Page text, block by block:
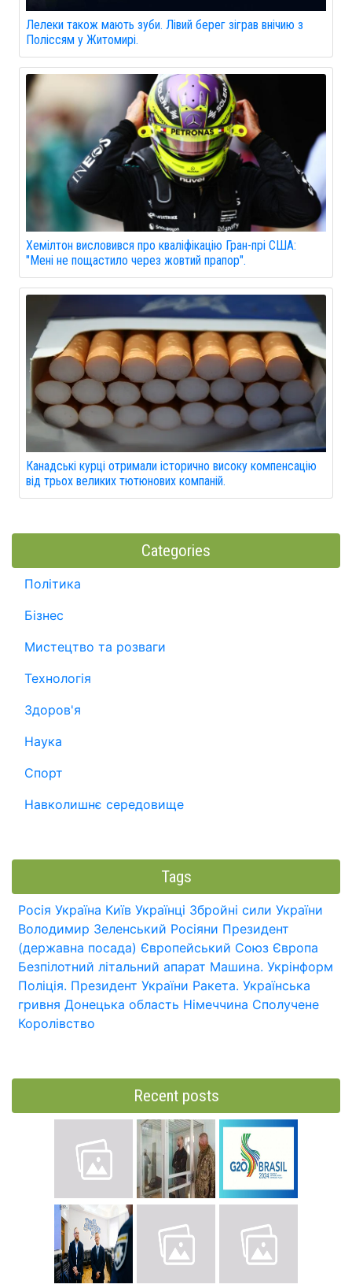
Лелеки також мають зуби. Лівий берег зіграв внічию з
Поліссям у Житомирі.
Хемілтон висловився про кваліфікацію Гран-прі США:
"Мені не пощастило через жовтий прапор".
Канадські курці отримали історично високу компенсацію
від трьох великих тютюнових компаній.
Categories
Політика
Бізнес
Мистецтво та розваги
Технологія
Здоров'я
Наука
Спорт
Навколишнє середовище
Tags
Росія Україна Київ Українці Збройні сили України
Володимир Зеленський Росіяни Президент
(державна посада) Європейський Союз Європа
Безпілотний літальний апарат Машина. Укрінформ
Поліція. Президент України Ракета. Українська
гривня Донецька область Німеччина Сполучене
Королівство
Recent posts